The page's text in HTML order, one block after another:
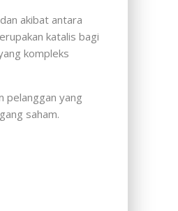
akibat antara
katalis bagi
kompleks
pelanggan yang
saham.